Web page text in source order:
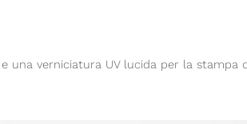
una verniciatura UV lucida per la stampa